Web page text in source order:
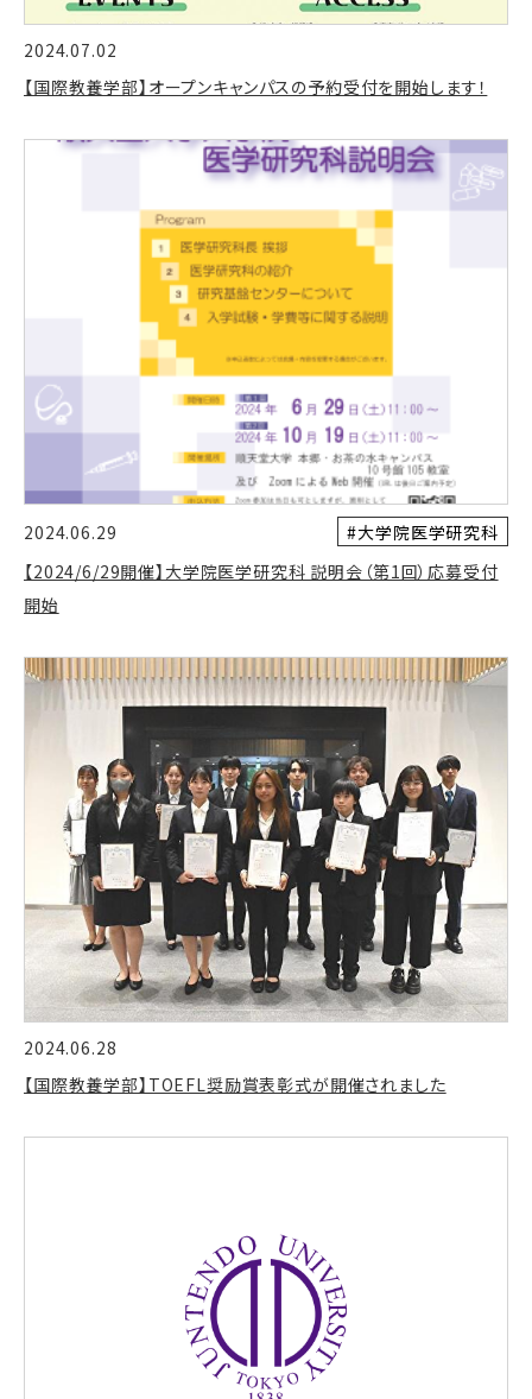
2024.07.02
【国際教養学部】オープンキャンパスの予約受付を開始します！
2024.06.29
#大学院医学研究科
【2024/6/29開催】大学院医学研究科 説明会（第1回）応募受付
開始
2024.06.28
【国際教養学部】TOEFL奨励賞表彰式が開催されました